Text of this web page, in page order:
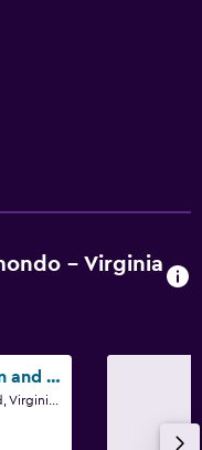
- Virginia
The Founders Inn and Spa, Tapestry Collection by Hilton